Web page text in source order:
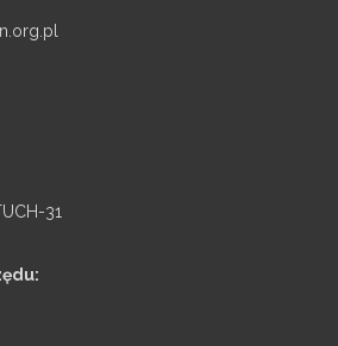
31